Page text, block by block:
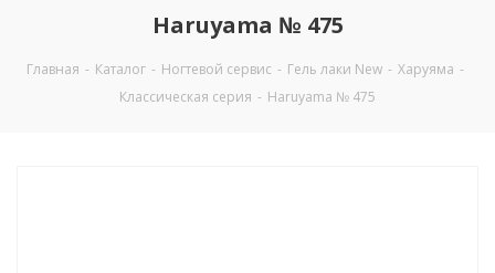
Haruyama № 475
Главная - Каталог - Ногтевой сервис - Гель лаки New - Харуяма -
Классическая серия - Haruyama № 475